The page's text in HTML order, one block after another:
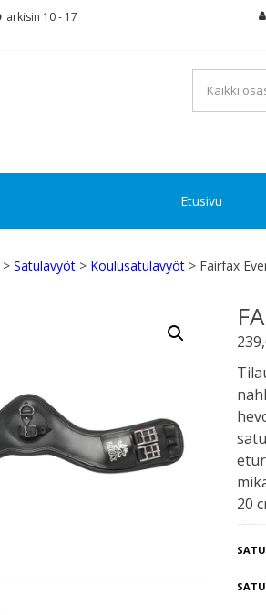
arkisin 10 - 17
Etusivu
> Satulavyöt > Koulusatulavyöt > Fairfax
20